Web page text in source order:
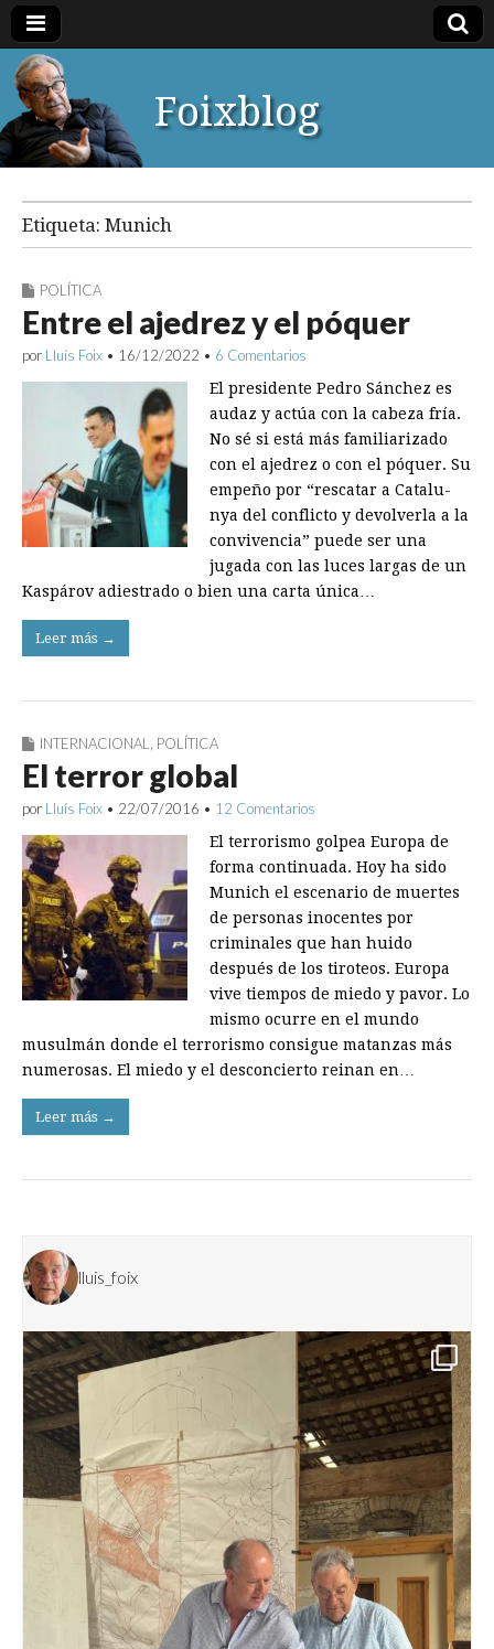
Foixblog
Etiqueta: Munich
POLÍTICA
Entre el ajedrez y el póquer
por Lluís Foix • 16/12/2022 • 6 Comentarios
El presidente Pedro Sánchez es
audaz y actúa con la cabeza fría.
No sé si está más familiarizado
con el ajedrez o con el póquer. Su
empeño por “rescatar a Catalu­
nya del conflicto y devolverla a la
convivencia” puede ser una
jugada con las luces largas de un
Kaspárov adiestrado o bien una carta única…
Leer más →
INTERNACIONAL POLÍTICA
El terror global
por Lluís Foix • 22/07/2016 • 12 Comentarios
El terrorismo golpea Europa de
forma continuada. Hoy ha sido
Munich el escenario de muertes
de personas inocentes por
criminales que han huido
después de los tiroteos. Europa
vive tiempos de miedo y pavor. Lo
mismo ocurre en el mundo
musulmán donde el terrorismo consigue matanzas más
numerosas. El miedo y el desconcierto reinan en…
Leer más →
lluis_foix